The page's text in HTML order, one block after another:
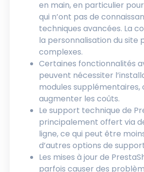
en main, en particulier
qui n’ont pas de
techniques avancées. La
la personnalisation du site
complexes.
Certaines fonctionnalités
peuvent nécessiter
modules supplémentaires,
augmenter les coûts.
Le support technique de
principalement offert via
ligne, ce qui peut être
d’autres options de
Les mises à jour de
parfois causer des